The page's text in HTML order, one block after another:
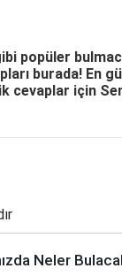
popüler
burada! En
cevaplar için
Neler